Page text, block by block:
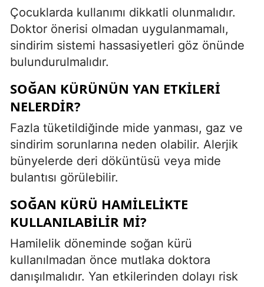
Çocuklarda kullanımı dikkatli olunmalıdır.
Doktor önerisi olmadan uygulanmamalı,
sindirim sistemi hassasiyetleri göz önünde
bulundurulmalıdır.
SOĞAN KÜRÜNÜN YAN ETKILERI
NELERDIR?
Fazla tüketildiğinde mide yanması, gaz ve
sindirim sorunlarına neden olabilir. Alerjik
bünyelerde deri döküntüsü veya mide
bulantısı görülebilir.
SOĞAN KÜRÜ HAMILELIKTE
KULLANILABILIR MI?
Hamilelik döneminde soğan kürü
kullanılmadan önce mutlaka doktora
danışılmalıdır. Yan etkilerinden dolayı risk